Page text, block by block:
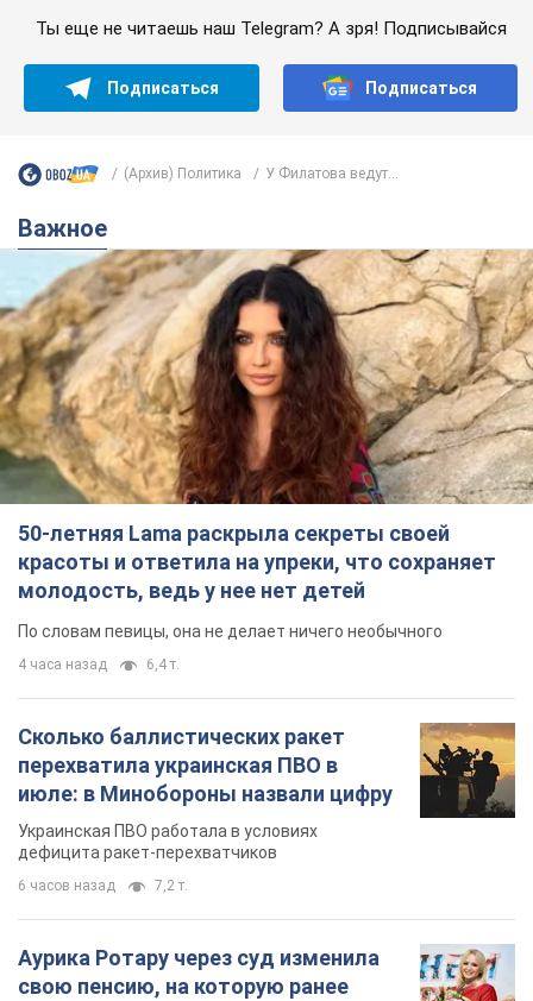
Ты еще не читаешь наш Telegram? А зря! Подписывайся
Подписаться Подписаться
(Архив) Политика У Филатова ведут...
Важное
50-летняя Lama раскрыла секреты своей
красоты и ответила на упреки, что сохраняет
молодость, ведь у нее нет детей
По словам певицы, она не делает ничего необычного
4 часа назад 6,4 т.
Сколько баллистических ракет
перехватила украинская ПВО в
июле: в Минобороны назвали цифру
Украинская ПВО работала в условиях
дефицита ракет-перехватчиков
6 часов назад 7,2 т.
Аурика Ротару через суд изменила
свою пенсию, на которую ранее